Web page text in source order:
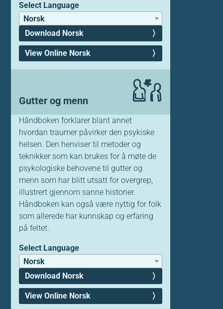
Select Language
Norsk
Download Norsk
View Online Norsk
Gutter og menn
Håndboken forklarer blant annet
hvordan traumer påvirker den psykiske
helsen. Den henviser til metoder og
teknikker som kan brukes for å møte de
psykologiske behovene til gutter og
menn som har blitt utsatt for overgrep,
illustrert gjennom sanne historier.
Håndboken kan også være nyttig for folk
som allerede har kunnskap og erfaring
på feltet.
Select Language
Norsk
Download Norsk
View Online Norsk